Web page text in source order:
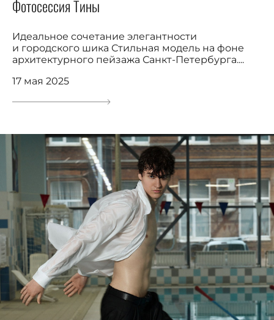
Фотосессия Тины
Идеальное сочетание элегантности
и городского шика Стильная модель на фоне
архитектурного пейзажа Санкт-Петербурга....
17 мая 2025